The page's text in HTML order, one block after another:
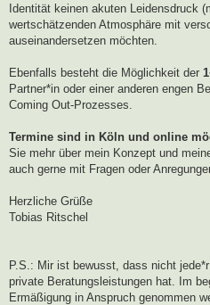
Identität keinen akuten Leidensdruck
wertschätzenden Atmosphäre mit
auseinandersetzen möchten.
Ebenfalls besteht die Möglichkeit der
Partner*in oder einer anderen engen
Coming Out-Prozesses.
Termine sind in Köln und online
Sie mehr über mein Konzept und
auch gerne mit Fragen oder
Herzliche Grüße
Tobias Ritschel
P.S.: Mir ist bewusst, dass nicht
private Beratungsleistungen hat. Im
Ermäßigung in Anspruch genommen